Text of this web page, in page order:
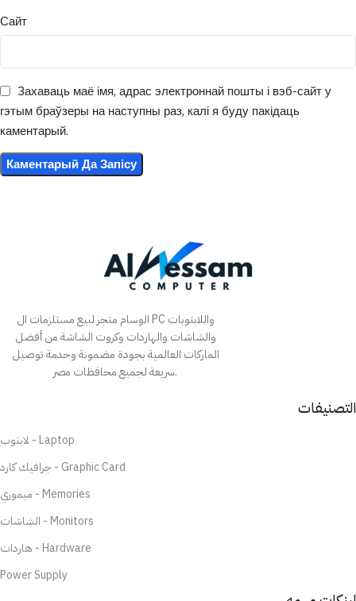
Сайт
Захаваць маё імя, адрас электроннай пошты і вэб-сайт у
гэтым браўзеры на наступны раз, калі я буду пакідаць
каментарый.
الوسام متجر لبيع مستلزمات ال PC واللابتوبات
والشاشات والهاردات وكروت الشاشة من أفضل
الماركات العالمية بجودة مضمونة وخدمة توصيل
سريعة لجميع محافظات مصر.
التصنيفات
لابتوب - Laptop
جرافيك كارد - Graphic Card
ميموري - Memories
الشاشات - Monitors
هاردات - Hardware
Power Supply